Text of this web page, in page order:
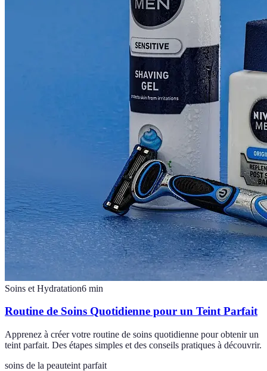
Soins et Hydratation6 min
Routine de Soins Quotidienne pour un Teint Parfait
Apprenez à créer votre routine de soins quotidienne pour obtenir un
teint parfait. Des étapes simples et des conseils pratiques à découvrir.
soins de la peauteint parfait